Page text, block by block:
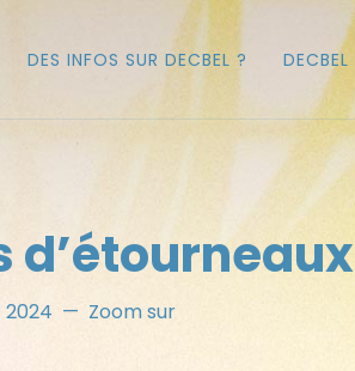
DES INFOS SUR DECBEL ? DECBEL
d’étourneaux
2024 Zoom sur